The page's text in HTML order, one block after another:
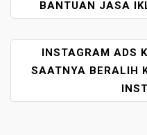
S
T
I
BANTUAN JASA
INSTAGRAM ADS
SAATNYA BERALIH